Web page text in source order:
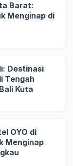
Barat:
Menginap di
Destinasi
Tengah
Kuta
OYO di
Menginap